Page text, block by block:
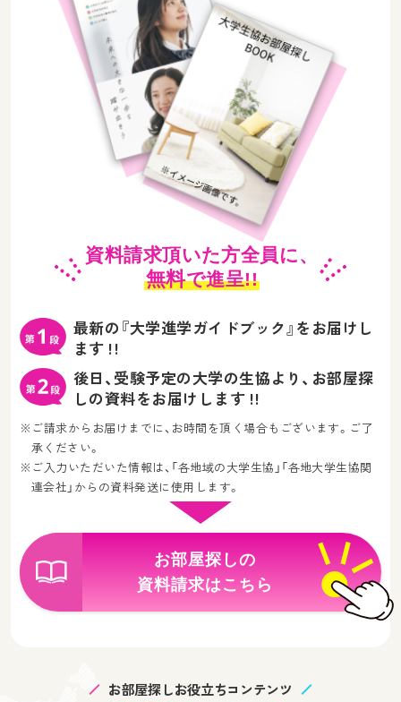
資料請求頂いた方全員に、
無料で進呈!!
最新の『大学進学ガイドブック』をお届けし
ます !!
後日、受験予定の大学の生協より、お部屋探
しの資料をお届けします !!
※ご請求からお届けまでに、お時間を頂く場合もございます。ご了
承ください。
※ご入力いただいた情報は、「各地域の大学生協」「各地大学生協関
連会社」からの資料発送に使用します。
お部屋探しの
資料請求はこちら
お部屋探しお役立ちコンテンツ